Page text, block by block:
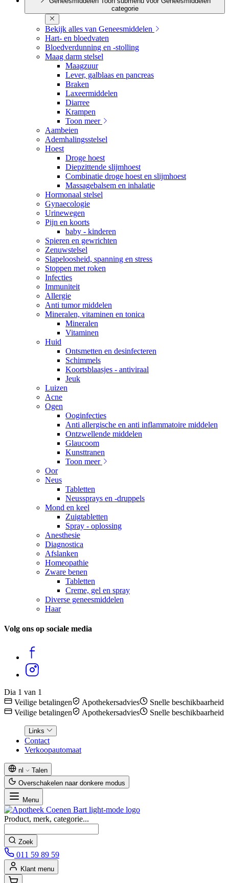
categorie
Bekijk alles van Geneesmiddelen
Hart- en bloedvaten
Bloedverdunning en -stolling
Maag darm stelsel
Maagzuur
Lever, galblaas en pancreas
Braken
Laxeermiddelen
Diarree
Krampen
Toon meer
Aambeien
Ademhalingsstelsel
Hoest
Droge hoest
Diepzittende slijmhoest
Combinatie droge hoest en slijmhoest
Massagebalsem en inhalatie
Hormonaal stelsel
Gynaecologie
Urinewegen
Pijn en koorts
baby - kinderen
Spieren en gewrichten
Zenuwstelsel
Slapeloosheid, spanning en stress
Stoppen met roken
Infecties
Immuniteit
Allergie
Anti tumor middelen
Mineralen, vitaminen en tonica
Mineralen
Vitaminen
Huid
Ontsmetten en desinfecteren
Schimmels
Koortsblaasjes - antiviraal
Jeuk
Luizen
Acne
Ogen
Ooginfecties
Anti allergische en anti inflammatoire middelen
Ontzwellende middelen
Glaucoom
Kunsttranen
Toon meer
Oor
Neus
Tabletten
Neussprays en -druppels
Mond en keel
Zuigtabletten
Spray - oplossing
Anesthesie
Diagnostica
Afslanken
Homeopathie
Zware benen
Tabletten
Creme, gel en spray
Diverse geneesmiddelen
Haar
Volg ons op sociale media
Dia 1 van 1
Veilige betalingen
Apothekersadvies
Snelle beschikbaarheid
Veilige betalingen
Apothekersadvies Snelle beschikbaarheid
Links
Contact
Verkoopautomaat
nl
Talen
Overschakelen naar donkere modus
Menu
Product, merk, categorie...
Zoek
011 59 89 59
Klant menu